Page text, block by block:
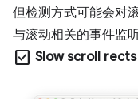
但检测方式可能会对
与滚动相关的事件监
check_box Slow scroll rects